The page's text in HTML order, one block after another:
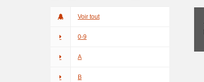
Voir tout
0-9
A
B